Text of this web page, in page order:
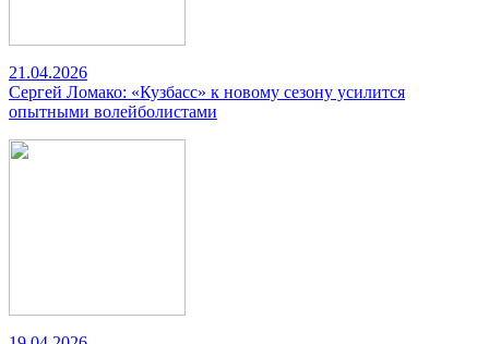
21.04.2026
Сергей Ломако: «Кузбасс» к новому сезону усилится
опытными волейболистами